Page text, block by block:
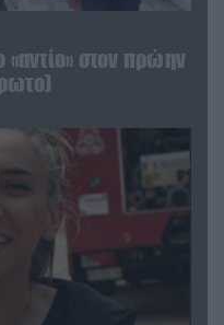
«αντίο» στον πρώην